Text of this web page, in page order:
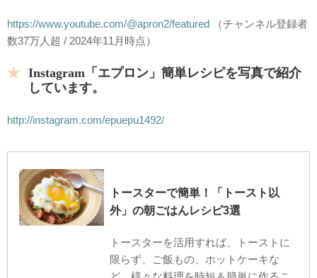
https://www.youtube.com/@apron2/featured （チャンネル登録者
数37万人超 / 2024年11月時点）
Instagram「エプロン」簡単レシピを写真で紹介
しています。
http://instagram.com/epuepu1492/
トースターで簡単！「トースト以
外」の朝ごはんレシピ3選
トースターを活用すれば、トーストに
限らず、ご飯もの、ホットケーキな